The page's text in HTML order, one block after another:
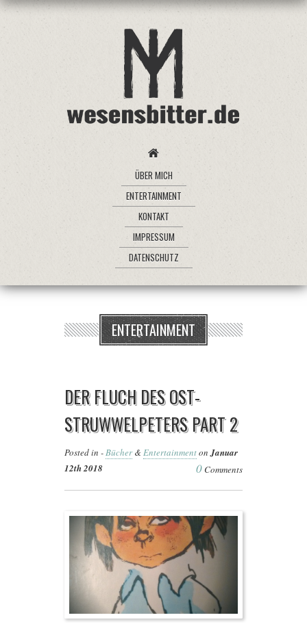
ÜBER MICH
ENTERTAINMENT
KONTAKT
IMPRESSUM
DATENSCHUTZ
ENTERTAINMENT
DER FLUCH DES OST-
STRUWWELPETERS PART 2
Posted in -Bücher& EntertainmentonJanuar
12th 2018
0 Comments